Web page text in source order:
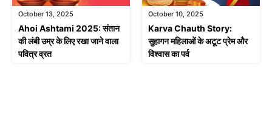
October 13, 2025
Ahoi Ashtami 2025: संतान
की लंबी उम्र के लिए रखा जाने वाला
पवित्र व्रत
October 10, 2025
Karva Chauth Story:
सुहागन महिलाओं के अटूट प्रेम और
विश्वास का पर्व